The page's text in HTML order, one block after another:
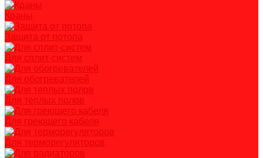
Краны
Защита от потопа
Для сплит-систем
Для обогревателей
Для теплых полов
Для греющего кабеля
Для терморегуляторов